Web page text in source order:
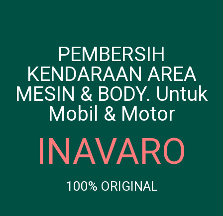
PEMBERSIH
KENDARAAN AREA
MESIN & BODY. Untuk
Mobil & Motor
INAVARO
100% ORIGINAL